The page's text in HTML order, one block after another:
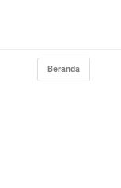
Beranda